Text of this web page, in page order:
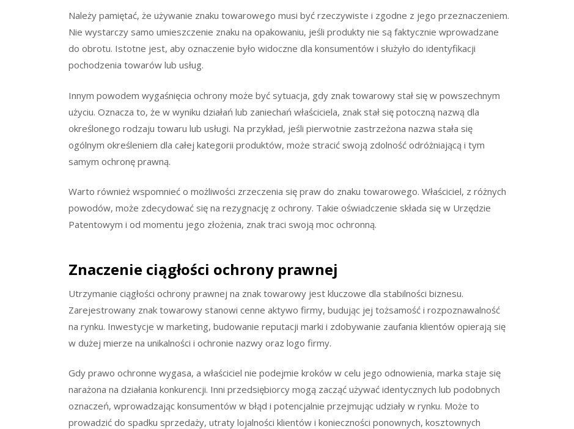
Należy pamiętać, że używanie znaku towarowego musi być rzeczywiste i zgodne z jego przeznaczeniem.
Nie wystarczy samo umieszczenie znaku na opakowaniu, jeśli produkty nie są faktycznie wprowadzane
do obrotu. Istotne jest, aby oznaczenie było widoczne dla konsumentów i służyło do identyfikacji
pochodzenia towarów lub usług.
Innym powodem wygaśnięcia ochrony może być sytuacja, gdy znak towarowy stał się w powszechnym
użyciu. Oznacza to, że w wyniku działań lub zaniechań właściciela, znak stał się potoczną nazwą dla
określonego rodzaju towaru lub usługi. Na przykład, jeśli pierwotnie zastrzeżona nazwa stała się
ogólnym określeniem dla całej kategorii produktów, może stracić swoją zdolność odróżniającą i tym
samym ochronę prawną.
Warto również wspomnieć o możliwości zrzeczenia się praw do znaku towarowego. Właściciel, z różnych
powodów, może zdecydować się na rezygnację z ochrony. Takie oświadczenie składa się w Urzędzie
Patentowym i od momentu jego złożenia, znak traci swoją moc ochronną.
Znaczenie ciągłości ochrony prawnej
Utrzymanie ciągłości ochrony prawnej na znak towarowy jest kluczowe dla stabilności biznesu.
Zarejestrowany znak towarowy stanowi cenne aktywo firmy, budując jej tożsamość i rozpoznawalność
na rynku. Inwestycje w marketing, budowanie reputacji marki i zdobywanie zaufania klientów opierają się
w dużej mierze na unikalności i ochronie nazwy oraz logo firmy.
Gdy prawo ochronne wygasa, a właściciel nie podejmie kroków w celu jego odnowienia, marka staje się
narażona na działania konkurencji. Inni przedsiębiorcy mogą zacząć używać identycznych lub podobnych
oznaczeń, wprowadzając konsumentów w błąd i potencjalnie przejmując udziały w rynku. Może to
prowadzić do spadku sprzedaży, utraty lojalności klientów i konieczności ponownych, kosztownych